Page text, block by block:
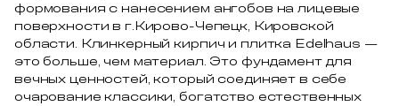
формования с нанесением ангобов на лицевые
поверхности в г.Кирово-Чепецк, Кировской
области. Клинкерный кирпич и плитка Edelhaus —
это больше, чем материал. Это фундамент для
вечных ценностей, который соединяет в себе
очарование классики, богатство естественных